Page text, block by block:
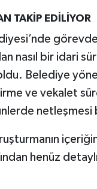
TAKİP EDİLİYOR
nasıl bir idari
Belediye
ve vekalet
netleşmesi
henüz